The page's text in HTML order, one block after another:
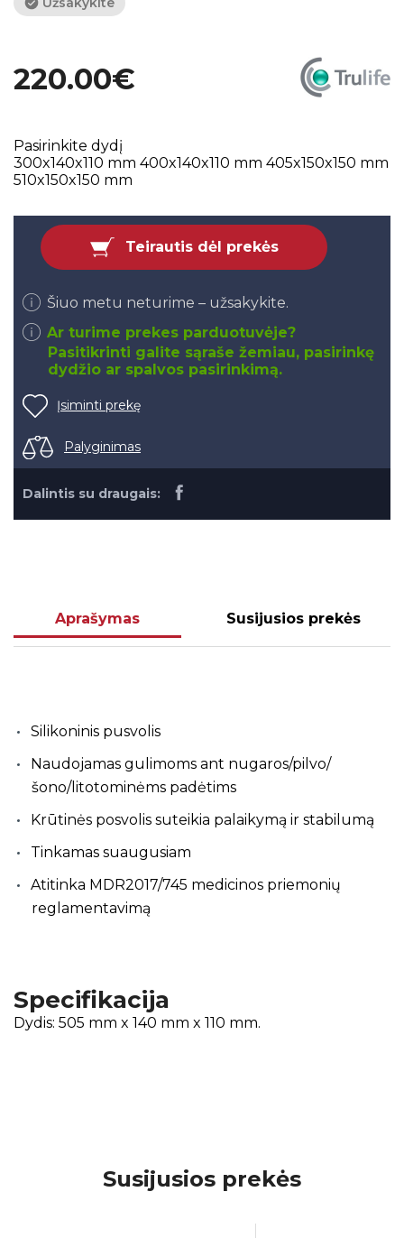
220.00€
Pasirinkite dydį
300x140x110 mm 400x140x110 mm 405x150x150 mm
510x150x150 mm
Teirautis dėl prekės
Šiuo metu neturime – užsakykite.
Ar turime prekes parduotuvėje?
Pasitikrinti galite sąraše žemiau, pasirinkę
dydžio ar spalvos pasirinkimą.
Įsiminti prekę
Palyginimas
Dalintis su draugais:
Aprašymas Susijusios prekės
Silikoninis pusvolis
Naudojamas gulimoms ant nugaros/pilvo/
šono/litotominėms padėtims
Krūtinės posvolis suteikia palaikymą ir stabilumą
Tinkamas suaugusiam
Atitinka MDR2017/745 medicinos priemonių
reglamentavimą
Specifikacija
Dydis: 505 mm x 140 mm x 110 mm.
Susijusios prekės